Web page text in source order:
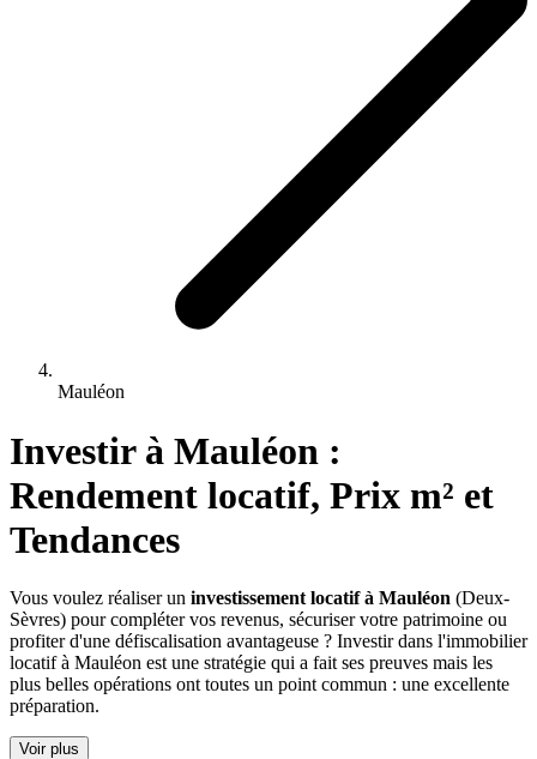
Mauléon
Investir à Mauléon :
Rendement locatif, Prix m² et
Tendances
Vous voulez réaliser un investissement locatif à Mauléon (Deux-
Sèvres) pour compléter vos revenus, sécuriser votre patrimoine ou
profiter d'une défiscalisation avantageuse ? Investir dans l'immobilier
locatif à Mauléon est une stratégie qui a fait ses preuves mais les
plus belles opérations ont toutes un point commun : une excellente
préparation.
Voir plus